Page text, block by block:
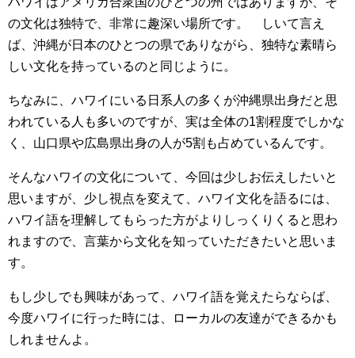
の文化は独特で、非常に趣深い場所です。 しいて言え
ば、沖縄が日本のひとつの県でありながら、独特な素晴ら
しい文化を持っているのと同じように。
ちなみに、ハワイにいる日系人の多くが沖縄県出身だと思
われている人も多いのですが、実は全体の1割程度でしかな
く、山口県や広島県出身の人が5割も占めているんです。
そんなハワイの文化について、今回は少しお伝えしたいと
思いますが、少し視点を変えて、ハワイ文化を語るには、
ハワイ語を理解してもらった方がよりしっくりくると思わ
れますので、言葉から文化を知っていただきたいと思いま
す。
もし少しでも興味があって、ハワイ語を覚えたらならば、
今度ハワイに行った時には、ローカルの友達ができるかも
しれませんよ。